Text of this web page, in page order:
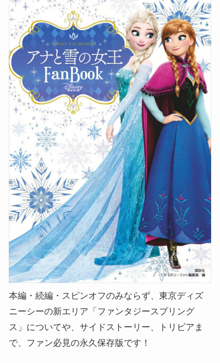
本編・続編・スピンオフのみならず、東京ディズ
ニーシーの新エリア「ファンタジースプリング
ス」についてや、サイドストーリー、トリビアま
で、ファン必見の永久保存版です！